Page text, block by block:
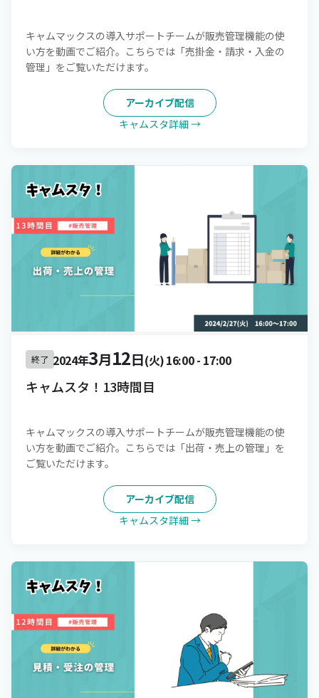
キャムマックスの導入サポートチームが販売管理機能の使
い方を動画でご紹介。こちらでは「売掛金・請求・入金の
管理」をご覧いただけます。
アーカイブ配信
キャムスタ詳細 →
終了 2024年3月12日(火)16:00- 17:00
キャムスタ！13時間目
キャムマックスの導入サポートチームが販売管理機能の使
い方を動画でご紹介。こちらでは「出荷・売上の管理」を
ご覧いただけます。
アーカイブ配信
キャムスタ詳細 →